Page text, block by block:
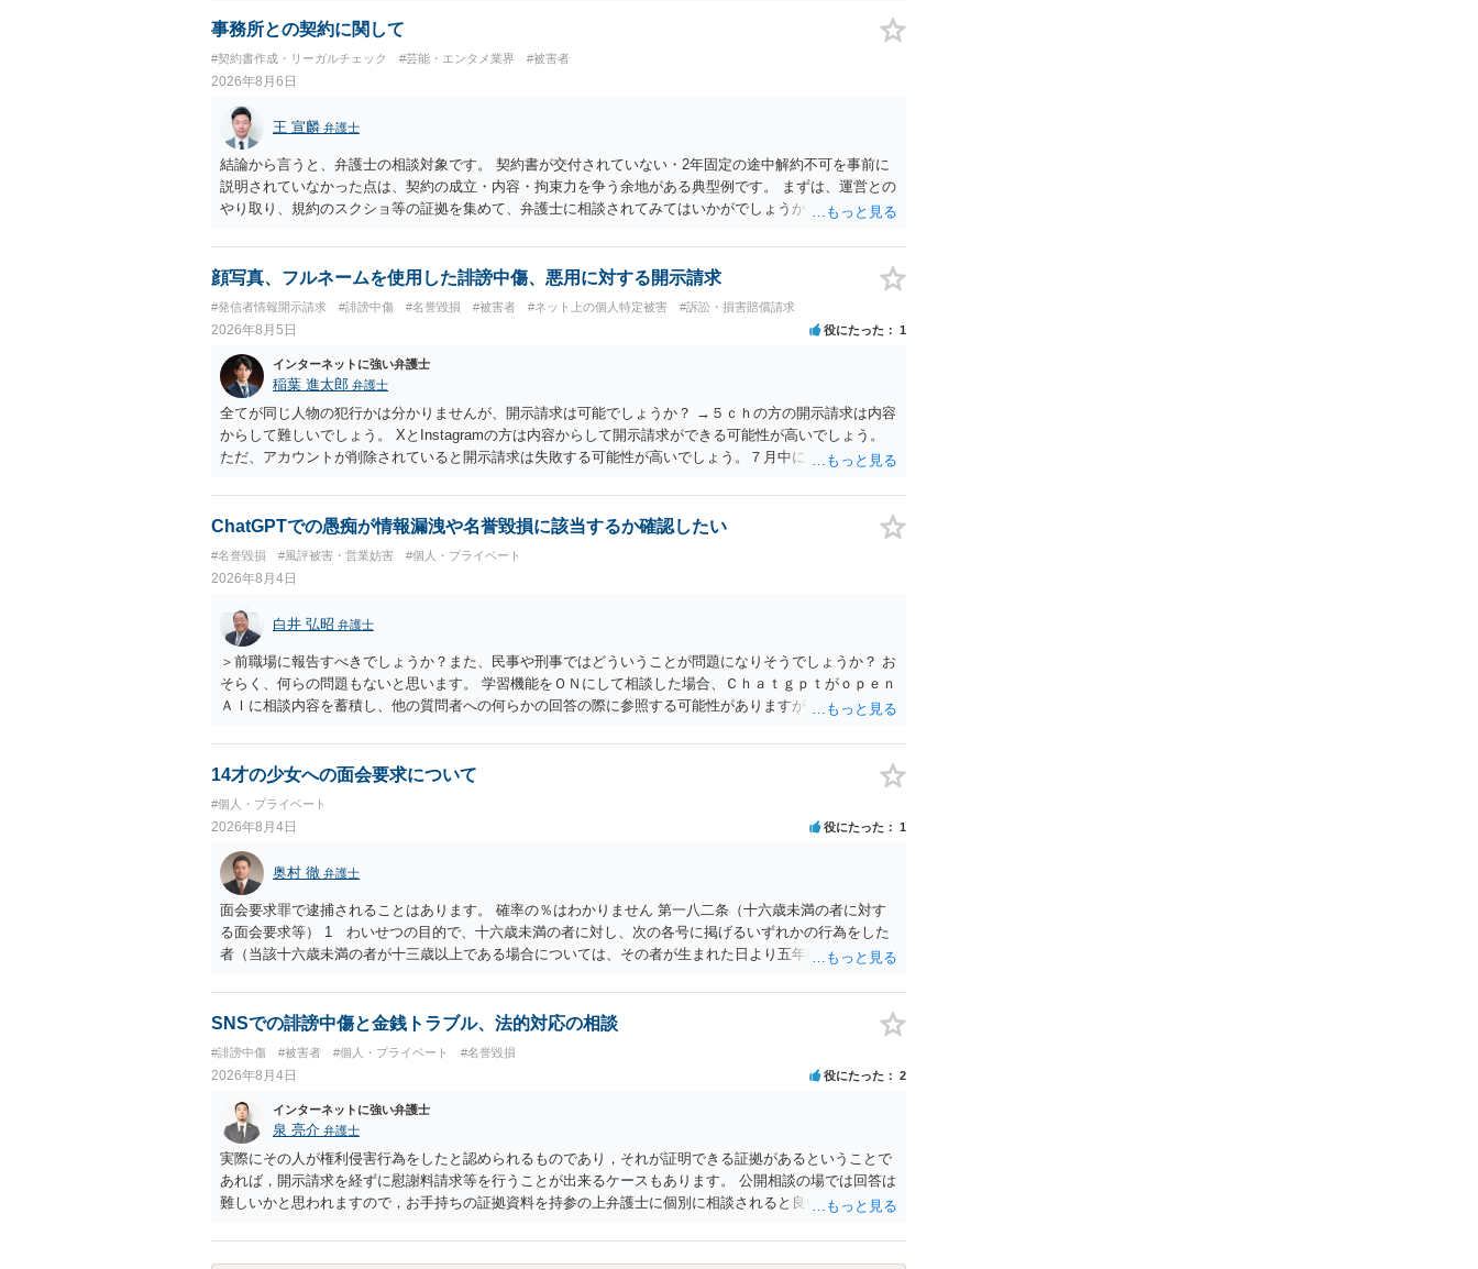
事務所との契約に関して
#契約書作成・リーガルチェック #芸能・エンタメ業界 #被害者
2026年8月6日
王 宣麟 弁護士
結論から言うと、弁護士の相談対象です。 契約書が交付されていない・2年固定の途中解約不可を事前に
説明されていなかった点は、契約の成立・内容・拘束力を争う余地がある典型例です。 まずは、運営との
やり取り、規約のスクショ等の証拠を集めて、弁護士に相談されてみてはいかがでしょうか。 また同時並
顔写真、フルネームを使用した誹謗中傷、悪用に対する開示請求
#発信者情報開示請求 #誹謗中傷 #名誉毀損 #被害者 #ネット上の個人特定被害 #訴訟・損害賠償請求
2026年8月5日 役にたった 1
インターネットに強い弁護士
稲葉 進太郎 弁護士
全てが同じ人物の犯行かは分かりませんが、開示請求は可能でしょうか？ →５ｃｈの方の開示請求は内容
からして難しいでしょう。 XとInstagramの方は内容からして開示請求ができる可能性が高いでしょう。
ただ、アカウントが削除されていると開示請求は失敗する可能性が高いでしょう。７月中にアカウントが
相手に全ての弁護士費用を負担させることは可能でしょうか？ →訴訟外の交渉で相手方が認めれば負担さ
せることができるでしょう。訴訟で判決となった場合は、実際の弁護士費用が認められる場合と認められ
ChatGPTでの愚痴が情報漏洩や名誉毀損に該当するか確認したい
#名誉毀損 #風評被害・営業妨害 #個人・プライベート
2026年8月4日
白井 弘昭 弁護士
＞前職場に報告すべきでしょうか？また、民事や刑事ではどういうことが問題になりそうでしょうか？ お
そらく、何らの問題もないと思います。 学習機能をＯＮにして相談した場合、Ｃｈａｔｇｐｔがｏｐｅｎ
ＡＩに相談内容を蓄積し、他の質問者への何らかの回答の際に参照する可能性がありますが、個人名や会
ので、その情報自体が、秘密情報に当たるとは思えませんし、名誉棄損として、個人や会社に対する誹謗
中傷の不特定多数への公開に当たるとも思われません。 もちろん、誰がその内容をｃｈａｔｇｐｔに入力
して書き込んだとしても）、相談者さんが刑事民事の責任に問われることはないでしょう。 私見ながらご
参考まで。
14才の少女への面会要求について
#個人・プライベート
2026年8月4日 役にたった 1
奥村 徹 弁護士
面会要求罪で逮捕されることはあります。 確率の％はわかりません 第一八二条（十六歳未満の者に対す
る面会要求等） 1 わいせつの目的で、十六歳未満の者に対し、次の各号に掲げるいずれかの行為をした
者（当該十六歳未満の者が十三歳以上である場合については、その者が生まれた日より五年以上前の日に
又は誘惑して面会を要求すること。 二 拒まれたにもかかわらず、反復して面会を要求すること。 三
金銭その他の利益を供与し、又はその申込み若しくは約束をして面会を要求すること。 2前項の罪を犯
罰金に処する。
SNSでの誹謗中傷と金銭トラブル、法的対応の相談
#誹謗中傷 #被害者 #個人・プライベート #名誉毀損
2026年8月4日 役にたった 2
インターネットに強い弁護士
泉 亮介 弁護士
実際にその人が権利侵害行為をしたと認められるものであり，それが証明できる証拠があるということで
あれば，開示請求を経ずに慰謝料請求等を行うことが出来るケースもあります。 公開相談の場では回答は
難しいかと思われますので，お手持ちの証拠資料を持参の上弁護士に個別に相談されると良いでしょう。